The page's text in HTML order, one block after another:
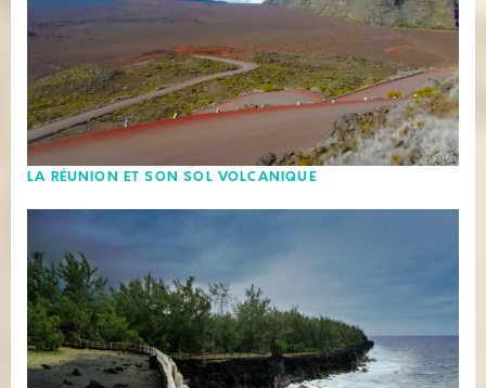
LA RÉUNION ET SON SOL VOLCANIQUE